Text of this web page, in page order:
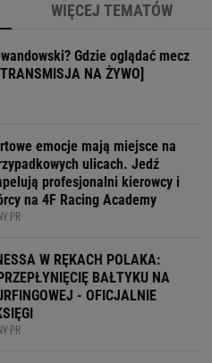
WIĘCEJ TEMATÓW
Gdzie oglądać mecz
NA ŻYWO]
emocje mają miejsce na
ulicach. Jedź
profesjonalni kierowcy i
na 4F Racing Academy
PR
W RĘKACH POLAKA:
BAŁTYKU NA
- OFICJALNIE
PR